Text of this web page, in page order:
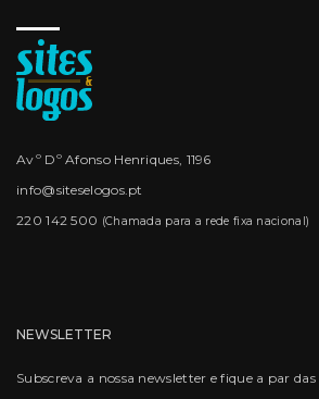
Avº Dº Afonso Henriques, 1196
info@siteselogos.pt
220 142 500 (Chamada para a rede fixa nacional)
NEWSLETTER
Subscreva a nossa newsletter e fique a par das